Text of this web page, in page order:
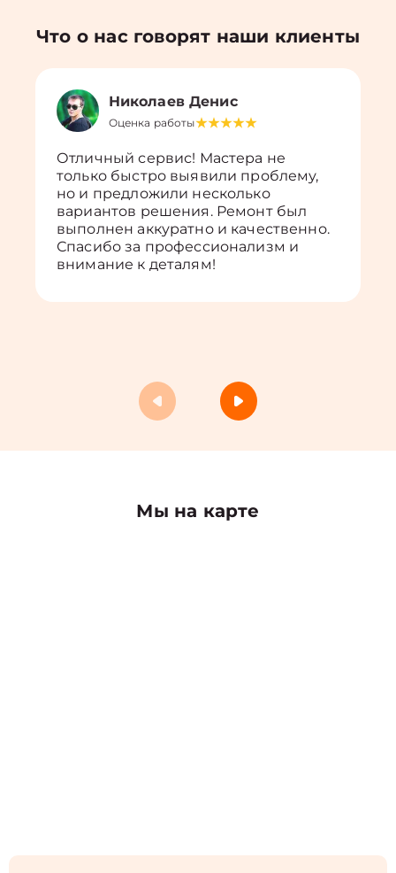
Что о нас говорят наши клиенты
Николаев Денис
Оценка работы
Отличный сервис! Мастера не
только быстро выявили проблему,
но и предложили несколько
вариантов решения. Ремонт был
выполнен аккуратно и качественно.
Спасибо за профессионализм и
внимание к деталям!
Мы на карте